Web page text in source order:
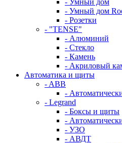
- Умный дом
- Умный дом
- Розетки
- "TENSE"
- Алюминий
- Стекло
- Камень
- Акриловый
Автоматика и щиты
- ABB
-
- Legrand
- Боксы и щиты
-
- УЗО
- АВДТ